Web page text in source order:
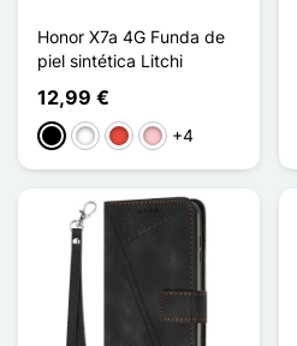
Honor X7a 4G Funda de
piel sintética Litchi
12,99 €
NegroBlancoRojoRosa+4